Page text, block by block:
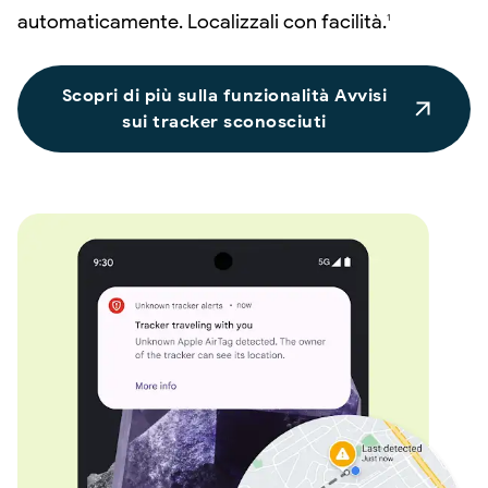
automaticamente. Localizzali con facilità.1
Scopri di più sulla funzionalità Avvisi
sui tracker sconosciuti